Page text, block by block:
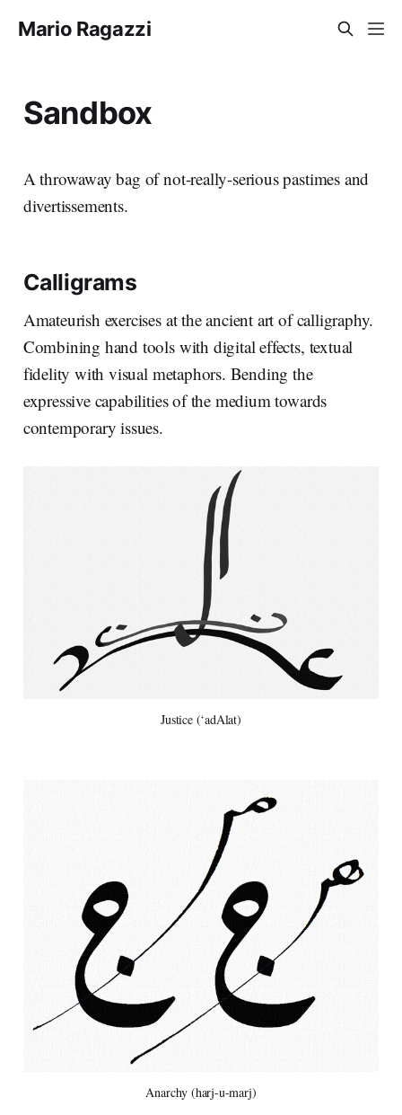
Mario Ragazzi
Sandbox
A throwaway bag of not-really-serious pastimes and
divertissements.
Calligrams
Amateurish exercises at the ancient art of calligraphy.
Combining hand tools with digital effects, textual
fidelity with visual metaphors. Bending the
expressive capabilities of the medium towards
contemporary issues.
Justice (‘adAlat)
Anarchy (harj-u-marj)